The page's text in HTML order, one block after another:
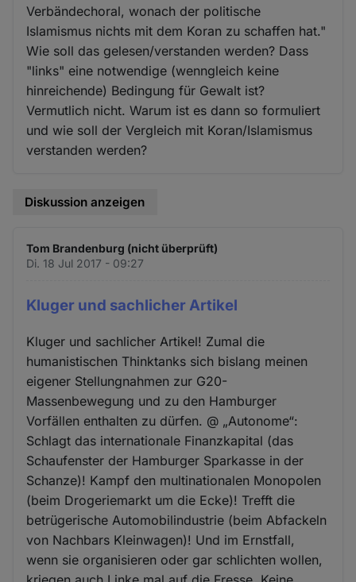
Verbändechoral, wonach der politische
Islamismus nichts mit dem Koran zu schaffen hat."
Wie soll das gelesen/verstanden werden? Dass
"links" eine notwendige (wenngleich keine
hinreichende) Bedingung für Gewalt ist?
Vermutlich nicht. Warum ist es dann so formuliert
und wie soll der Vergleich mit Koran/Islamismus
verstanden werden?
Diskussion anzeigen
Tom Brandenburg (nicht überprüft)
Di. 18 Jul 2017 - 09:27
Kluger und sachlicher Artikel
Kluger und sachlicher Artikel! Zumal die
humanistischen Thinktanks sich bislang meinen
eigener Stellungnahmen zur G20-
Massenbewegung und zu den Hamburger
Vorfällen enthalten zu dürfen. @ „Autonome“:
Schlagt das internationale Finanzkapital (das
Schaufenster der Hamburger Sparkasse in der
Schanze)! Kampf den multinationalen Monopolen
(beim Drogeriemarkt um die Ecke)! Trefft die
betrügerische Automobilindustrie (beim Abfackeln
von Nachbars Kleinwagen)! Und im Ernstfall,
wenn sie organisieren oder gar schlichten wollen,